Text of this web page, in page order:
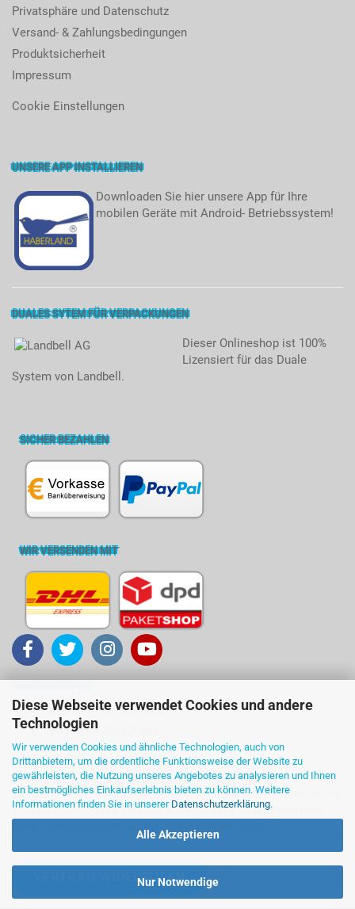
Diese Webseite verwendet Cookies und andere
Technologien
Wir verwenden Cookies und ähnliche Technologien, auch von
Drittanbietern, um die ordentliche Funktionsweise der Website zu
gewährleisten, die Nutzung unseres Angebotes zu analysieren und Ihnen
ein bestmögliches Einkaufserlebnis bieten zu können. Weitere
Informationen finden Sie in unserer Datenschutzerklärung.
Alle Akzeptieren
Nur Notwendige
Privatsphäre und Datenschutz
Versand- & Zahlungsbedingungen
Produktsicherheit
Impressum
Cookie Einstellungen
UNSERE APP INSTALLIEREN
Downloaden Sie hier unsere App für Ihre
mobilen Geräte mit Android- Betriebssystem!
DUALES SYTEM FÜR VERPACKUNGEN
Dieser Onlineshop ist 100%
Lizensiert für das Duale
System von Landbell.
SICHER BEZAHLEN
WIR VERSENDEN MIT
Kontakt ... Sie sind dran!
Telefon 036702-21485
Ihre Meinung und Ideen
Wir denken für Sie über die Antworten nach und melden uns so
schnell wie möglich, telefonisch oder via E-Mail. Probieren
Sie's - wir sind sicher: es ist einen Versuch wert!
VERTRAG WIDERRUFEN